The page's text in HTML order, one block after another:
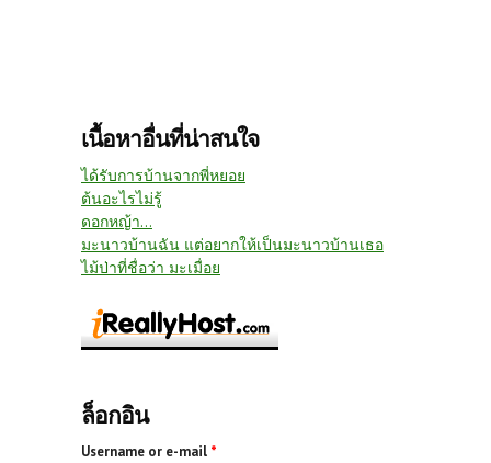
เนื้อหาอื่นที่น่าสนใจ
ได้รับการบ้านจากพี่หยอย
ต้นอะไรไม่รู้
ดอกหญ้า...
มะนาวบ้านฉัน แต่อยากให้เป็นมะนาวบ้านเธอ
ไม้ป่าที่ชื่อว่า มะเมื่อย
ล็อกอิน
Username or e-mail *